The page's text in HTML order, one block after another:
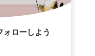
ォローしよう